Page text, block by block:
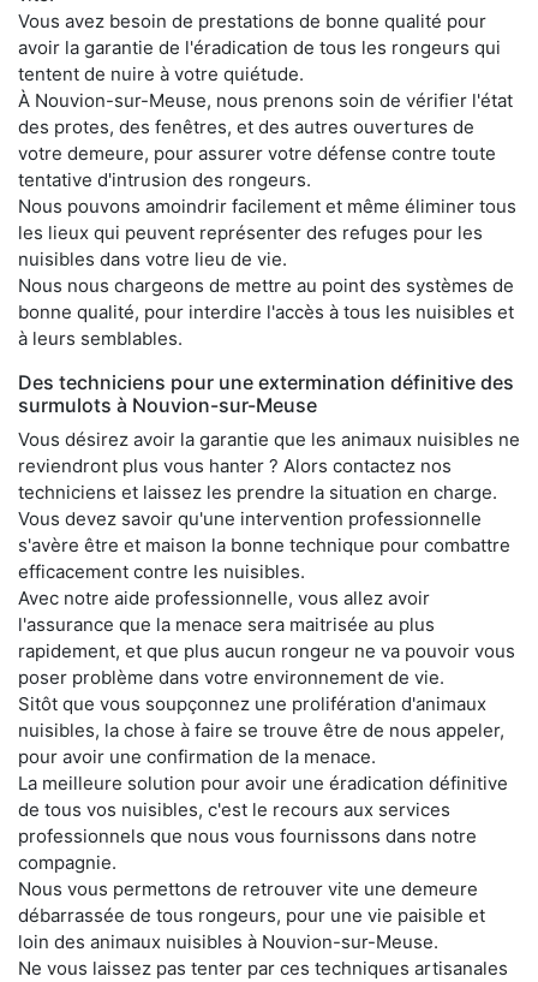
Vous avez besoin de prestations de bonne qualité pour
avoir la garantie de l'éradication de tous les rongeurs qui
tentent de nuire à votre quiétude.
À Nouvion-sur-Meuse, nous prenons soin de vérifier l'état
des protes, des fenêtres, et des autres ouvertures de
votre demeure, pour assurer votre défense contre toute
tentative d'intrusion des rongeurs.
Nous pouvons amoindrir facilement et même éliminer tous
les lieux qui peuvent représenter des refuges pour les
nuisibles dans votre lieu de vie.
Nous nous chargeons de mettre au point des systèmes de
bonne qualité, pour interdire l'accès à tous les nuisibles et
à leurs semblables.
Des techniciens pour une extermination définitive des
surmulots à Nouvion-sur-Meuse
Vous désirez avoir la garantie que les animaux nuisibles ne
reviendront plus vous hanter ? Alors contactez nos
techniciens et laissez les prendre la situation en charge.
Vous devez savoir qu'une intervention professionnelle
s'avère être et maison la bonne technique pour combattre
efficacement contre les nuisibles.
Avec notre aide professionnelle, vous allez avoir
l'assurance que la menace sera maitrisée au plus
rapidement, et que plus aucun rongeur ne va pouvoir vous
poser problème dans votre environnement de vie.
Sitôt que vous soupçonnez une prolifération d'animaux
nuisibles, la chose à faire se trouve être de nous appeler,
pour avoir une confirmation de la menace.
La meilleure solution pour avoir une éradication définitive
de tous vos nuisibles, c'est le recours aux services
professionnels que nous vous fournissons dans notre
compagnie.
Nous vous permettons de retrouver vite une demeure
débarrassée de tous rongeurs, pour une vie paisible et
loin des animaux nuisibles à Nouvion-sur-Meuse.
Ne vous laissez pas tenter par ces techniques artisanales